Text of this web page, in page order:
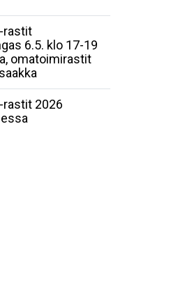
rastit
6.5. klo 17-19
omatoimirastit
2026